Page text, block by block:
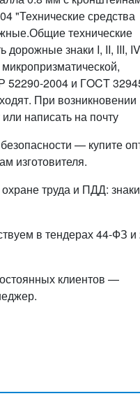
"Технические средства
технические
знаки I, II, III, IV
52290-2004 и ГOCT
При возникновении
написать на почту
— купите
изготовителя.
труда и ПДД:
в тендерах 44-ФЗ
клиентов —